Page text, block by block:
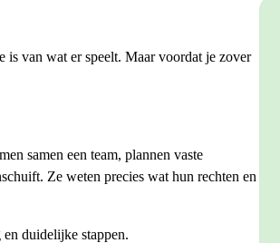
is van wat er speelt. Maar voordat je zover
samen een team, plannen vaste
Ze weten precies wat hun rechten en
duidelijke stappen.